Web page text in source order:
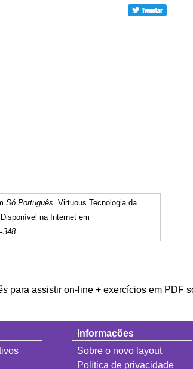
Só Português . Virtuous Tecnologia da
na Internet em
para assistir on-line + exercícios em PDF
Informações
Sobre o novo layout
Política de privacidade